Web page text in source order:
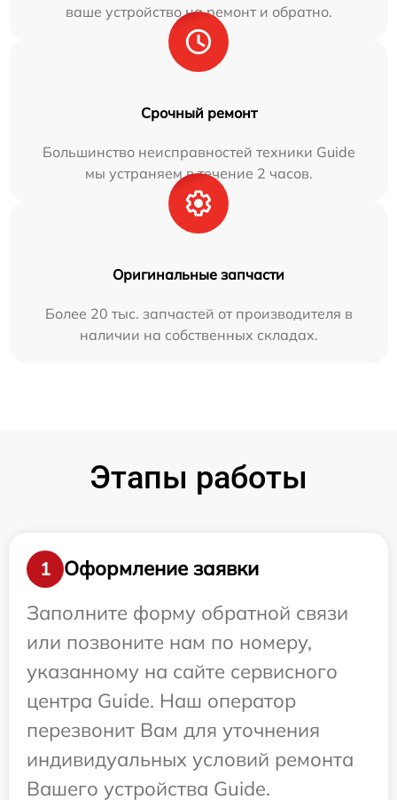
ваше устройство на ремонт и обратно.
Срочный ремонт
Большинство неисправностей техники Guide
мы устраняем в течение 2 часов.
Оригинальные запчасти
Более 20 тыс. запчастей от производителя в
наличии на собственных складах.
Этапы работы
1
Оформление заявки
Заполните форму обратной связи
или позвоните нам по номеру,
указанному на сайте сервисного
центра Guide. Наш оператор
перезвонит Вам для уточнения
индивидуальных условий ремонта
Вашего устройства Guide.